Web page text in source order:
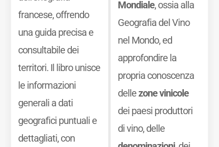
francese, offrendo
una guida precisa e
consultabile dei
territori. Il libro unisce
le informazioni
generali a dati
geografici puntuali e
dettagliati, con
Mondiale, ossia alla
Geografia del Vino
nel Mondo, ed
approfondire la
propria conoscenza
dellezone vinicole
dei paesi produttori
di vino, delle